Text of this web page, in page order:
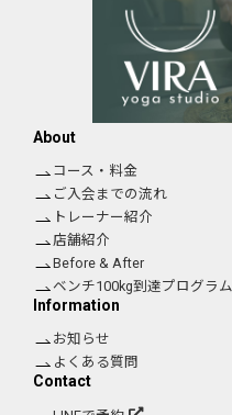
About
コース・料金
ご入会までの流れ
トレーナー紹介
店舗紹介
Before & After
ベンチ100kg到達プログラム
Information
お知らせ
よくある質問
Contact